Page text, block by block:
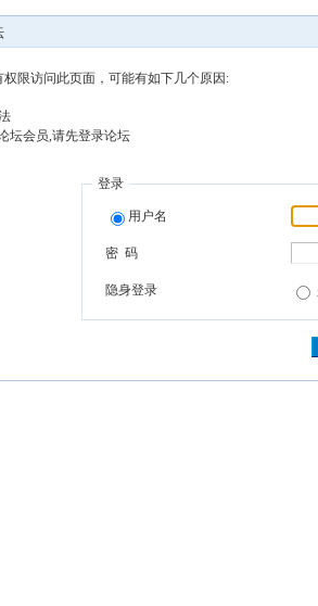
限访问此页面，可能有如下几个原因:
坛会员,请先登录论坛
登录
用户名
密 码
隐身登录